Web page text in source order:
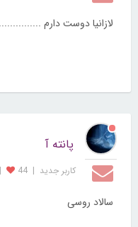
لازانیا دوست دارم
پانته آ
کاربر جديد |
44
|
سالاد روسی